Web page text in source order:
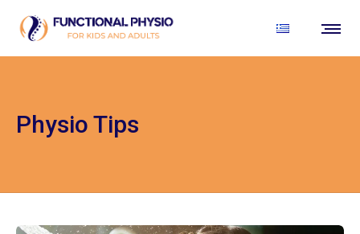
Physio Tips